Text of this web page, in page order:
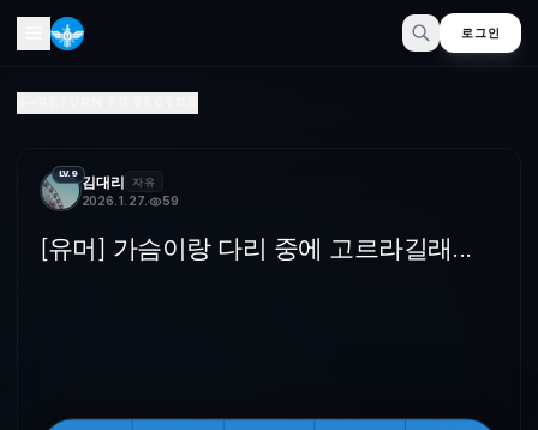
로그인
LV.9 김대리 자유
2026. 1. 27. 59
[유머] 가슴이랑 다리 중에 고르라길래...